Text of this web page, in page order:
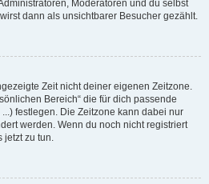
Moderatoren und du selbst
dann als unsichtbarer Besucher gezählt.
Zeit nicht deiner eigenen Zeitzone.
Bereich“ die für dich passende
festlegen. Die Zeitzone kann dabei nur
werden. Wenn du noch nicht registriert
jetzt zu tun.